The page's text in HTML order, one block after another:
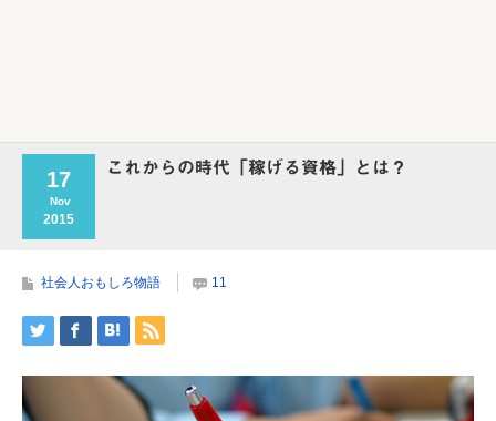
17
Nov
2015
これからの時代「稼げる資格」とは？
社会人おもしろ物語 11